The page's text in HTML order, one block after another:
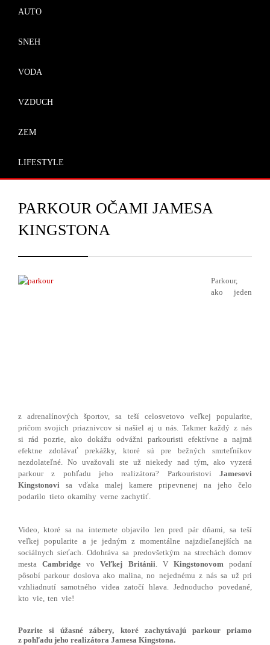
AUTO
SNEH
VODA
VZDUCH
ZEM
LIFESTYLE
PARKOUR OČAMI JAMESA
KINGSTONA
Parkour,
ako jeden
z adrenalínových športov, sa teší celosvetovo veľkej popularite,
pričom svojich priaznivcov si našiel aj u nás. Takmer každý z nás
si rád pozrie, ako dokážu odvážni parkouristi efektívne a najmä
efektne zdolávať prekážky, ktoré sú pre bežných smrteľníkov
nezdolateľné. No uvažovali ste už niekedy nad tým, ako vyzerá
parkour z pohľadu jeho realizátora? Parkouristovi Jamesovi
Kingstonovi sa vďaka malej kamere pripevnenej na jeho čelo
podarilo tieto okamihy verne zachytiť.
Video, ktoré sa na internete objavilo len pred pár dňami, sa teší
veľkej popularite a je jedným z momentálne najzdieľanejších na
sociálnych sieťach. Odohráva sa predovšetkým na strechách domov
mestaCambridge voVeľkej Británii. V Kingstonovompodaní
pôsobí parkour doslova ako malina, no nejednému z nás sa už pri
vzhliadnutí samotného videa zatočí hlava. Jednoducho povedané,
kto vie, ten vie!
Pozrite si úžasné zábery, ktoré zachytávajú parkour priamo
z pohľadu jeho realizátora Jamesa Kingstona.